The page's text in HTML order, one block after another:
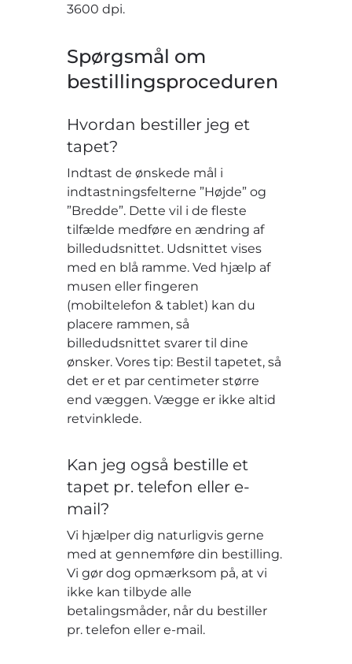
3600 dpi.
Spørgsmål om
bestillingsproceduren
Hvordan bestiller jeg et
tapet?
Indtast de ønskede mål i
indtastningsfelterne ”Højde” og
”Bredde”. Dette vil i de fleste
tilfælde medføre en ændring af
billedudsnittet. Udsnittet vises
med en blå ramme. Ved hjælp af
musen eller fingeren
(mobiltelefon & tablet) kan du
placere rammen, så
billedudsnittet svarer til dine
ønsker. Vores tip: Bestil tapetet, så
det er et par centimeter større
end væggen. Vægge er ikke altid
retvinklede.
Kan jeg også bestille et
tapet pr. telefon eller e-
mail?
Vi hjælper dig naturligvis gerne
med at gennemføre din bestilling.
Vi gør dog opmærksom på, at vi
ikke kan tilbyde alle
betalingsmåder, når du bestiller
pr. telefon eller e-mail.